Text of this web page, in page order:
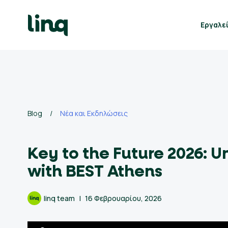
content
Blog / Νέα και Εκδηλώσεις
Key to the Future 2026:
with BEST Athens
linq team 16 Φεβρουαρίου, 2026
Solutions
Hiring
Solutions
Employer
Branding